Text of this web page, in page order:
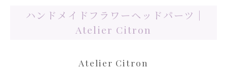
ハンドメイドフラワーヘッドパーツ |
Atelier Citron
Atelier Citron